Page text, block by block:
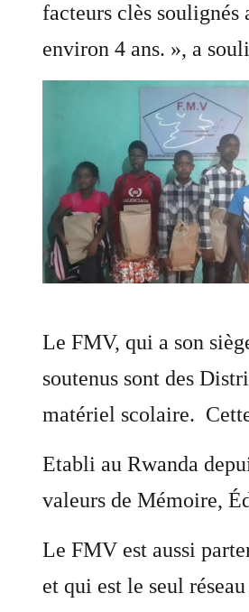
facteurs clès soulignés
environ 4 ans. », a
Le FMV, qui a son
soutenus sont des
matériel scolaire.
Etabli au Rwanda
valeurs de Mémoire,
Le FMV est aussi
et qui est le seul